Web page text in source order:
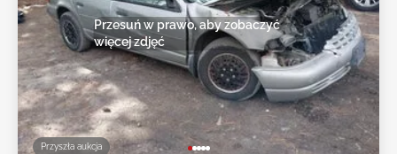
Przyszła aukcja
Przesuń w prawo, aby zobaczyć
więcej zdjęć